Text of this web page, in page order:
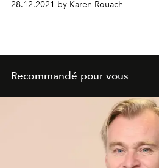
et sa cuisine de partage.
28.12.2021 by Karen Rouach
Recommandé pour vous